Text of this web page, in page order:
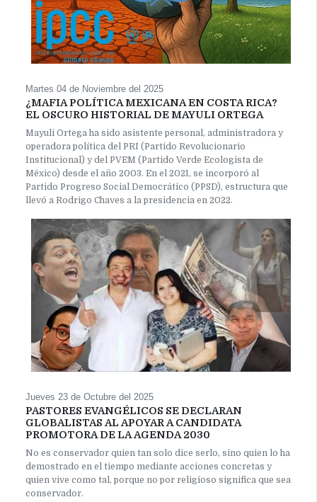
Martes 04 de Noviembre del 2025
¿MAFIA POLÍTICA MEXICANA EN COSTA RICA?
EL OSCURO HISTORIAL DE MAYULI ORTEGA
Mayuli Ortega ha sido asistente personal, administradora y
operadora política del PRI (Partido Revolucionario
Institucional) y del PVEM (Partido Verde Ecologista de
México) desde el año 2003. En el 2021, se incorporó al
Partido Progreso Social Democrático (PPSD), estructura que
llevó a Rodrigo Chaves a la presidencia en 2022.
Jueves 23 de Octubre del 2025
PASTORES EVANGÉLICOS SE DECLARAN
GLOBALISTAS AL APOYAR A CANDIDATA
PROMOTORA DE LA AGENDA 2030
No es conservador quien tan solo dice serlo, sino quien lo ha
demostrado en el tiempo mediante acciones concretas y
quien vive como tal, porque no por religioso significa que sea
conservador.